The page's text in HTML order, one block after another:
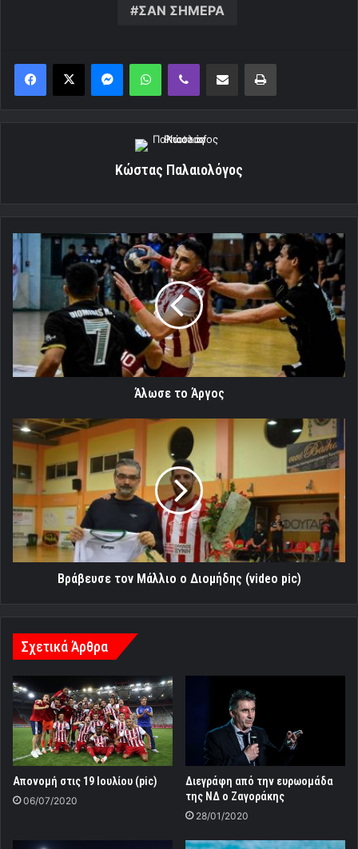
ΣΑΝ ΣΗΜΕΡΑ
MessengerWhatsAppViber Κοινοποίηση μέσω ηλεκτρονικού ταχυδρομείουΕκτύπωση
Κώστας Παλαιολόγος
Άλωσε
το
Άργος
Άλωσε το Άργος
Βράβευσε
τον
ο
Διομήδης
(video
pic)
Βράβευσε τον Μάλλιο ο Διομήδης (video pic)
Σχετικά Άρθρα
Απονομή στις 19 Ιουλίου (pic)
06/07/2020
Διεγράφη από την ευρωομάδα
της ΝΔ ο Ζαγοράκης
28/01/2020